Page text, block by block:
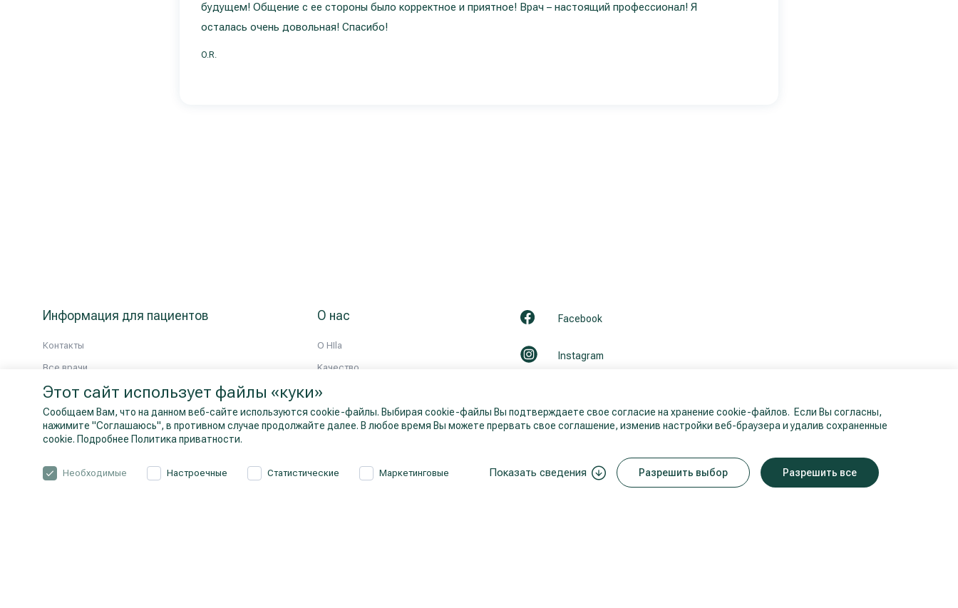
Этот сайт использует файлы «куки»
Сообщаем Вам, что на данном веб-сайте используются cookie-файлы. Выбирая cookie-файлы Вы подтверждаете свое согласие на хранение cookie-файлов. Если Вы согласны,
нажимите "Cоглашаюсь", в противном случае продолжайте далее. В любое время Вы можете прервать свое соглашение, изменив настройки веб-браузера и удалив сохраненные
cookie. Подробнее Политика приватности.
Необходимые Настроечные Статистические Маркетинговые Разрешить выбор Разрешить все
Показать сведения
будущем! Общение с ее стороны было корректное и приятное! Врач – настоящий профессионал! Я
осталась очень довольная! Спасибо!
O.R.
Информация для пациентов
Контакты
Все врачи
О нас
О HIla
Kачествo
История
Партнерство
Новости
Facebook
Instagram
Youtube